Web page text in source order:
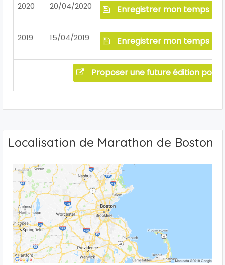
2020 20/04/2020 Enregistrer mon temps
2019 15/04/2019 Enregistrer mon temps
Proposer une future édition pour
Localisation de Marathon de Boston